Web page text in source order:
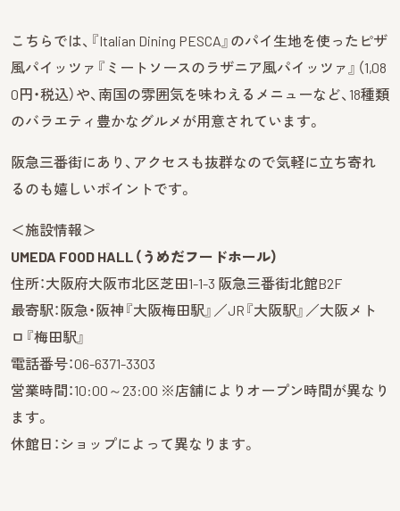
こちらでは、『Italian Dining PESCA』のパイ生地を使ったピザ
風パイッツァ『ミートソースのラザニア風パイッツァ』（1,08
0円・税込）や、南国の雰囲気を味わえるメニューなど、18種類
のバラエティ豊かなグルメが用意されています。
阪急三番街にあり、アクセスも抜群なので気軽に立ち寄れ
るのも嬉しいポイントです。
＜施設情報＞
UMEDA FOOD HALL（うめだフードホール）
住所：大阪府大阪市北区芝田1-1-3 阪急三番街北館B2F
最寄駅：阪急・阪神『大阪梅田駅』／JR『大阪駅』／大阪メト
ロ『梅田駅』
電話番号：06-6371-3303
営業時間：10:00～23:00 ※店舗によりオープン時間が異なり
ます。
休館日：ショップによって異なります。